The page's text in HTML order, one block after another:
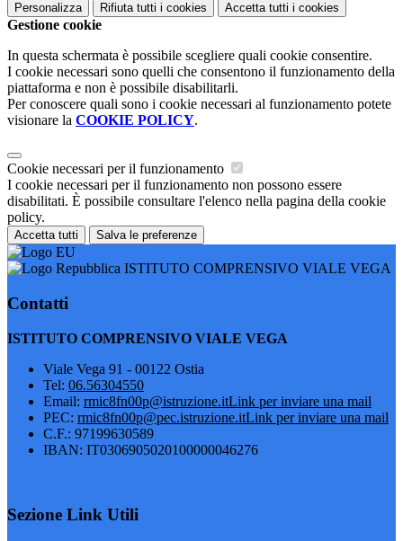
Personalizza Rifiuta tutti i cookies Accetta tutti i cookies
Gestione cookie
In questa schermata è possibile scegliere quali cookie consentire.
I cookie necessari sono quelli che consentono il funzionamento della
piattaforma e non è possibile disabilitarli.
Per conoscere quali sono i cookie necessari al funzionamento potete
visionare la COOKIE POLICY.
Cookie necessari per il funzionamento
I cookie necessari per il funzionamento non possono essere
disabilitati. È possibile consultare l'elenco nella pagina della cookie
policy.
Accetta tutti Salva le preferenze
ISTITUTO COMPRENSIVO VIALE VEGA
Contatti
ISTITUTO COMPRENSIVO VIALE VEGA
Viale Vega 91 - 00122 Ostia
Tel: 06.56304550
Email: rmic8fn00p@istruzione.itLink per inviare una mail
PEC: rmic8fn00p@pec.istruzione.itLink per inviare una mail
C.F.: 97199630589
IBAN: IT0306905020100000046276
Sezione Link Utili